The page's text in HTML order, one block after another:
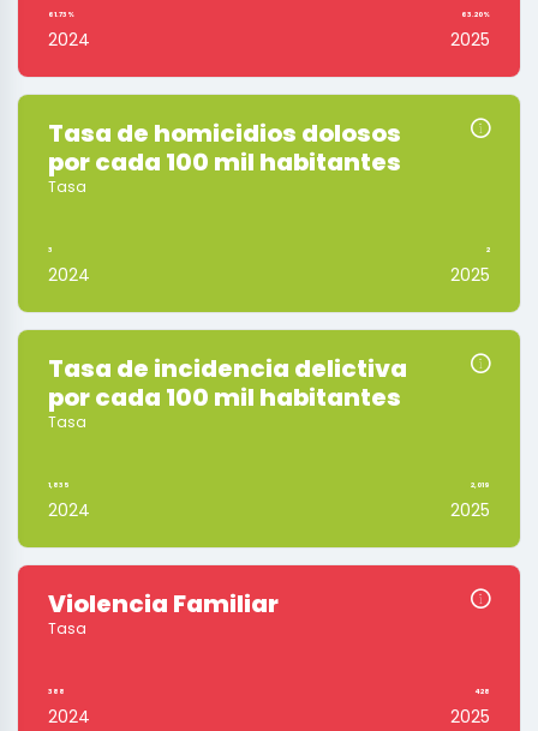
61.73%
2024
63.20%
2025
Tasa de homicidios dolosos
por cada 100 mil habitantes
Tasa
3
2024
2
2025
Tasa de incidencia delictiva
por cada 100 mil habitantes
Tasa
1,835
2024
2,019
2025
Violencia Familiar
Tasa
388
2024
428
2025